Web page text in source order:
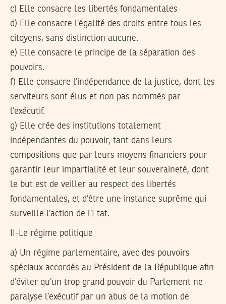
c) Elle consacre les libertés fondamentales
d) Elle consacre l’égalité des droits entre tous les
citoyens, sans distinction aucune.
e) Elle consacre le principe de la séparation des
pouvoirs.
f) Elle consacre l’indépendance de la justice, dont les
serviteurs sont élus et non pas nommés par
l’exécutif.
g) Elle crée des institutions totalement
indépendantes du pouvoir, tant dans leurs
compositions que par leurs moyens financiers pour
garantir leur impartialité et leur souveraineté, dont
le but est de veiller au respect des libertés
fondamentales, et d’être une instance suprême qui
surveille l’action de l’Etat.
II-Le régime politique
a) Un régime parlementaire, avec des pouvoirs
spéciaux accordés au Président de la République afin
d’éviter qu’un trop grand pouvoir du Parlement ne
paralyse l’exécutif par un abus de la motion de